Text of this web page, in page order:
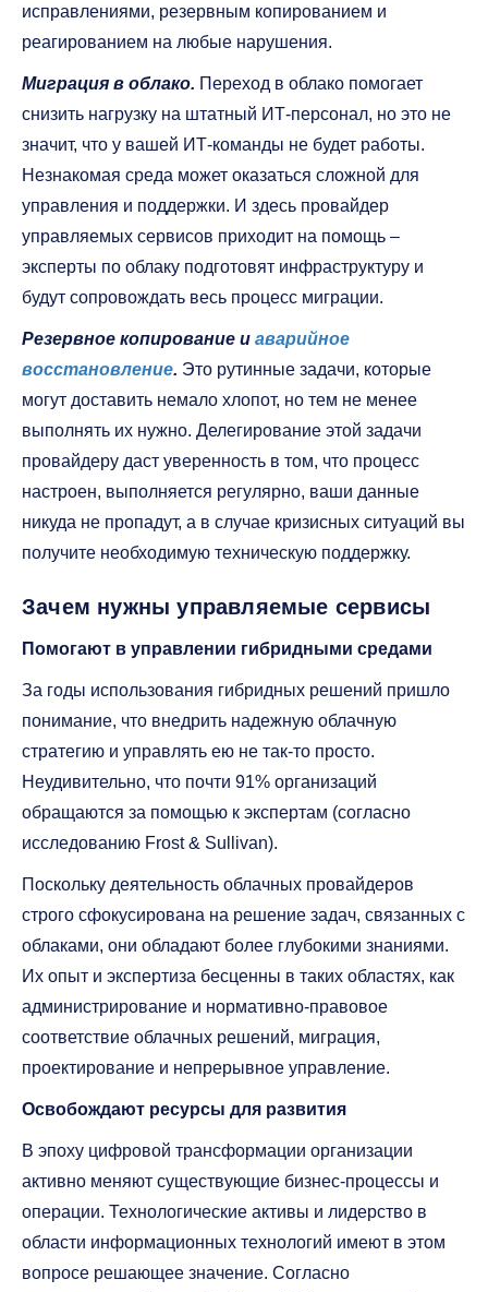
исправлениями, резервным копированием и
реагированием на любые нарушения.
Миграция в облако. Переход в облако помогает
снизить нагрузку на штатный ИТ-персонал, но это не
значит, что у вашей ИТ-команды не будет работы.
Незнакомая среда может оказаться сложной для
управления и поддержки. И здесь провайдер
управляемых сервисов приходит на помощь –
эксперты по облаку подготовят инфраструктуру и
будут сопровождать весь процесс миграции.
Резервное копирование и аварийное
восстановление. Это рутинные задачи, которые
могут доставить немало хлопот, но тем не менее
выполнять их нужно. Делегирование этой задачи
провайдеру даст уверенность в том, что процесс
настроен, выполняется регулярно, ваши данные
никуда не пропадут, а в случае кризисных ситуаций вы
получите необходимую техническую поддержку.
Зачем нужны управляемые сервисы
Помогают в управлении гибридными средами
За годы использования гибридных решений пришло
понимание, что внедрить надежную облачную
стратегию и управлять ею не так-то просто.
Неудивительно, что почти 91% организаций
обращаются за помощью к экспертам (согласно
исследованию Frost & Sullivan).
Поскольку деятельность облачных провайдеров
строго сфокусирована на решение задач, связанных с
облаками, они обладают более глубокими знаниями.
Их опыт и экспертиза бесценны в таких областях, как
администрирование и нормативно-правовое
соответствие облачных решений, миграция,
проектирование и непрерывное управление.
Освобождают ресурсы для развития
В эпоху цифровой трансформации организации
активно меняют существующие бизнес-процессы и
операции. Технологические активы и лидерство в
области информационных технологий имеют в этом
вопросе решающее значение. Согласно